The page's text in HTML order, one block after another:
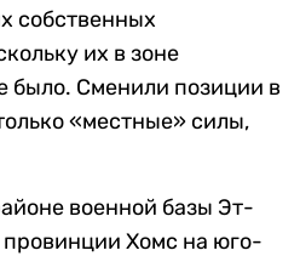
собственных
их в зоне
было. Сменили позиции в
«местные» силы,
военной базы Эт-
Хомс на юго-